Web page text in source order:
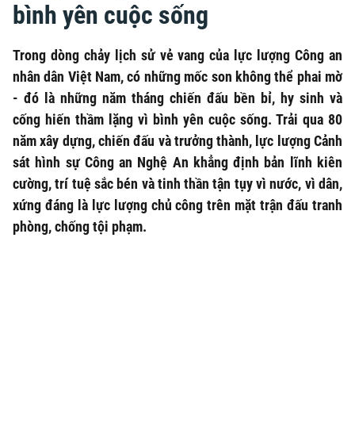
bình yên cuộc sống
Trong dòng chảy lịch sử vẻ vang của lực lượng Công an
nhân dân Việt Nam, có những mốc son không thể phai mờ
- đó là những năm tháng chiến đấu bền bỉ, hy sinh và
cống hiến thầm lặng vì bình yên cuộc sống. Trải qua 80
năm xây dựng, chiến đấu và trưởng thành, lực lượng Cảnh
sát hình sự Công an Nghệ An khẳng định bản lĩnh kiên
cường, trí tuệ sắc bén và tinh thần tận tụy vì nước, vì dân,
xứng đáng là lực lượng chủ công trên mặt trận đấu tranh
phòng, chống tội phạm.